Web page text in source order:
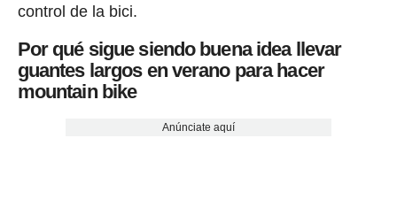
control de la bici.
Por qué sigue siendo buena idea llevar
guantes largos en verano para hacer
mountain bike
Anúnciate aquí